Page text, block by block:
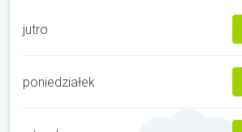
jutro
poniedziałek